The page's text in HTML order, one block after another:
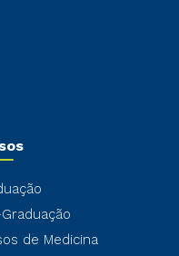
de Medicina